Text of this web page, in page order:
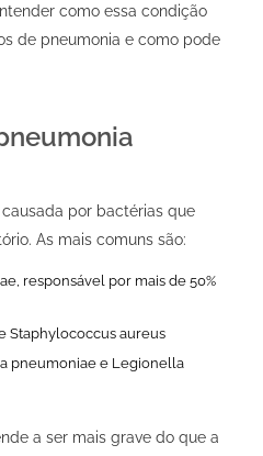
como essa condição
de pneumonia e como pode
por bactérias que
As mais comuns são:
, responsável por mais de 50%
Staphylococcus aureus
pneumoniaee Legionella
a ser mais grave do que a